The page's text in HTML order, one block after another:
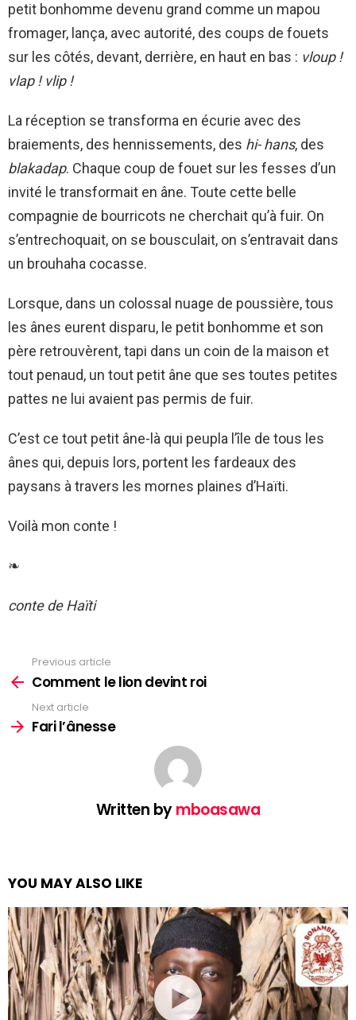
petit bonhomme devenu grand comme un mapou
fromager, lança, avec autorité, des coups de fouets
sur les côtés, devant, derrière, en haut en bas : vloup !
vlap ! vlip !
La réception se transforma en écurie avec des
braiements, des hennissements, des hi- hans, des
blakadap. Chaque coup de fouet sur les fesses d’un
invité le transformait en âne. Toute cette belle
compagnie de bourricots ne cherchait qu’à fuir. On
s’entrechoquait, on se bousculait, on s’entravait dans
un brouhaha cocasse.
Lorsque, dans un colossal nuage de poussière, tous
les ânes eurent disparu, le petit bonhomme et son
père retrouvèrent, tapi dans un coin de la maison et
tout penaud, un tout petit âne que ses toutes petites
pattes ne lui avaient pas permis de fuir.
C’est ce tout petit âne-là qui peupla l’île de tous les
ânes qui, depuis lors, portent les fardeaux des
paysans à travers les mornes plaines d’Haïti.
Voilà mon conte !
❧
conte de Haïti
more
Previous article
Comment le lion devint roi
Next article
Fari l’ânesse
Written bymboasawa
YOU MAY ALSO LIKE